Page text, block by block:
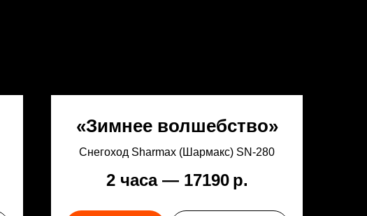
«Зимнее волшебство»
Снегоход Sharmax (Шармакс) SN‑280
2 часа — 17190 р.